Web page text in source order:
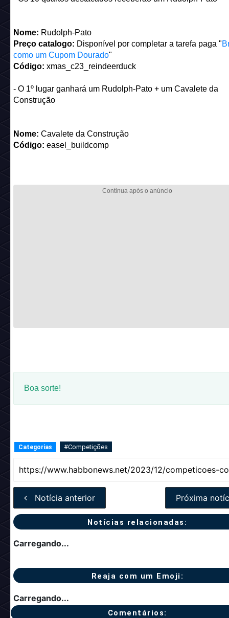
Nome: Rudolph-Pato
Preço catalogo: Disponível por completar a tarefa paga "
como um Cupom Dourado"
Código: xmas_c23_reindeerduck
- O 1º lugar ganhará um Rudolph-Pato + um Cavalete da
Construção
Nome: Cavalete da Construção
Código: easel_buildcomp
Boa sorte!
Categorias #Competições
Notícia anterior Próxima
Notícias relacionadas:
Carregando...
Reaja com um Emoji:
Carregando...
Comentários: